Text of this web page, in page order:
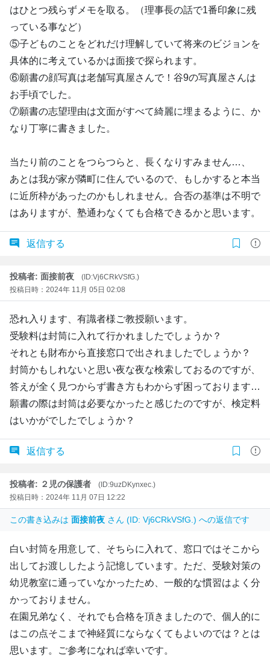
はひとつ残らずメモを取る。（理事長の話で1番印象に残
っている事など）
⑤子どものことをどれだけ理解していて将来のビジョンを
具体的に考えているかは面接で探られます。
⑥願書の顔写真は老舗写真屋さんで！谷9の写真屋さんは
お手頃でした。
⑦願書の志望理由は文面がすべて綺麗に埋まるように、か
なり丁寧に書きました。
当たり前のことをつらつらと、長くなりすみません…、
あとは我が家が隣町に住んでいるので、もしかすると本当
に近所枠があったのかもしれません。合否の基準は不明で
はありますが、塾通わなくても合格できるかと思います。
返信する
投稿者: 面接前夜
(ID:Vj6CRkVSfG.)
投稿日時：2024年 11月 05日 02:08
恐れ入ります、有識者様ご教授願います。
受験料は封筒に入れて行かれましたでしょうか？
それとも財布から直接窓口で出されましたでしょうか？
封筒かもしれないと思い夜な夜な検索しておるのですが、
答えが全く見つからず書き方もわからず困っております…
願書の際は封筒は必要なかったと感じたのですが、検定料
はいかがでしたでしょうか？
返信する
投稿者: ２児の保護者
(ID:9uzDKynxec.)
投稿日時：2024年 11月 07日 12:22
この書き込みは 面接前夜 さん (ID: Vj6CRkVSfG.) への返信です
白い封筒を用意して、そちらに入れて、窓口ではそこから
出してお渡ししたよう記憶しています。ただ、受験対策の
幼児教室に通っていなかったため、一般的な慣習はよく分
かっておりません。
在園兄弟なく、それでも合格を頂きましたので、個人的に
はこの点そこまで神経質にならなくてもよいのでは？とは
思います。ご参考になれば幸いです。